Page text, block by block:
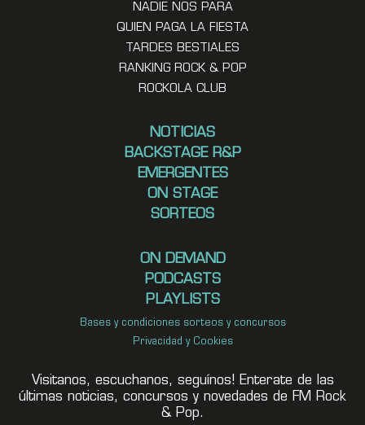
NADIE NOS PARA
QUIEN PAGA LA FIESTA
TARDES BESTIALES
RANKING ROCK & POP
ROCKOLA CLUB
NOTICIAS
BACKSTAGE R&P
EMERGENTES
ON STAGE
SORTEOS
ON DEMAND
PODCASTS
PLAYLISTS
Bases y condiciones sorteos y concursos
Privacidad y Cookies
Visitanos, escuchanos, seguínos! Enterate de las
últimas noticias, concursos y novedades de FM Rock
& Pop.